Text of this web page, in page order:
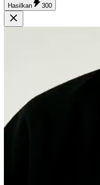
Hasilkan 300